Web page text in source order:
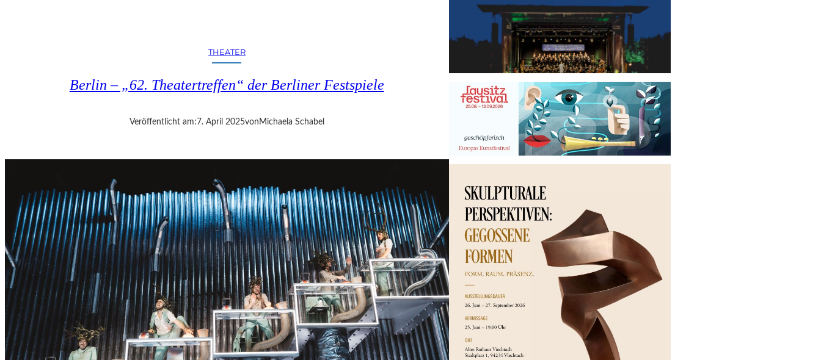
A
B
R
K
O
N
N
T
E
E
S
N
I
C
H
THEATER
Berlin – „62. Theatertreffen“ der Berliner Festspiele
Veröffentlicht am: 7. April 2025von Michaela Schabel